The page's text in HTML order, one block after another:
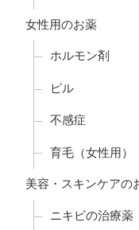
女性用のお薬
ホルモン剤
ピル
不感症
育毛（女性用）
美容・スキンケアの
ニキビの治療薬